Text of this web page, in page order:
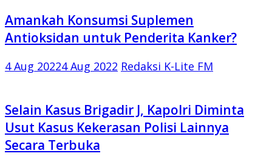
Amankah Konsumsi Suplemen
Antioksidan untuk Penderita Kanker?
4 Aug 20224 Aug 2022 Redaksi K-Lite FM
Selain Kasus Brigadir J, Kapolri Diminta
Usut Kasus Kekerasan Polisi Lainnya
Secara Terbuka